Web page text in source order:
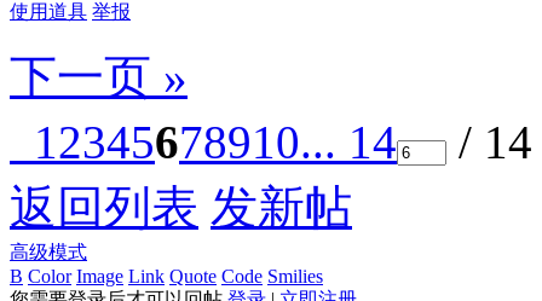
使用道具 举报
下一页 »
12345678910... 14
/
返回列表 发新帖
高级模式
B Color Image Link Quote Code Smilies